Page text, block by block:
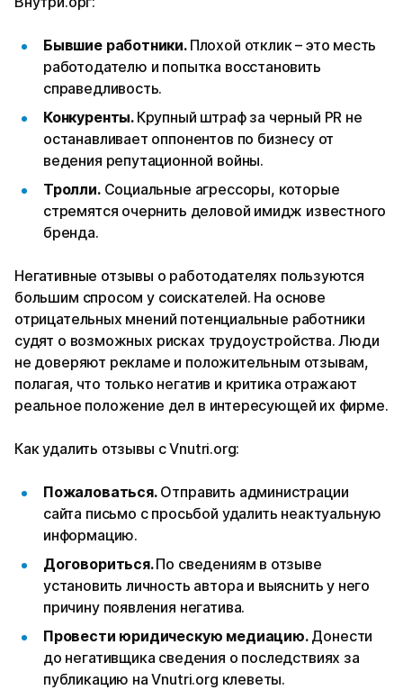
Бывшие работники. Плохой отклик – это месть
работодателю и попытка восстановить
справедливость.
Конкуренты. Крупный штраф за черный PR не
останавливает оппонентов по бизнесу от
ведения репутационной войны.
Тролли.Социальные агрессоры, которые
стремятся очернить деловой имидж известного
бренда.
Негативные отзывы о работодателях пользуются
большим спросом у соискателей. На основе
отрицательных мнений потенциальные работники
судят о возможных рисках трудоустройства. Люди
не доверяют рекламе и положительным отзывам,
полагая, что только негатив и критика отражают
реальное положение дел в интересующей их фирме.
Как удалить отзывы с Vnutri.org:
Пожаловаться.Отправить администрации
сайта письмо с просьбой удалить неактуальную
информацию.
Договориться.По сведениям в отзыве
установить личность автора и выяснить у него
причину появления негатива.
Провести юридическую медиацию.Донести
до негативщика сведения о последствиях за
публикацию на Vnutri.org клеветы.